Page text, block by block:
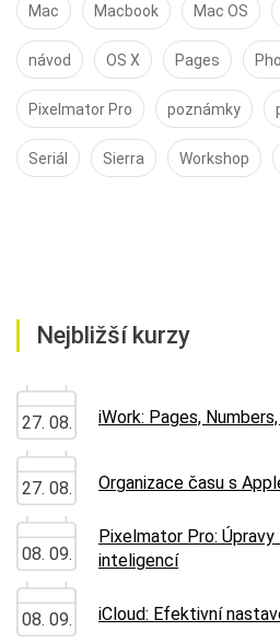
Mac Macbook Mac OS
návod OS X Pages
Pixelmator Pro poznámky
Seriál Sierra Workshop
Nejbližší kurzy
27. 08. iWork: Pages,
27. 08. Organizace času s
08. 09.
Pixelmator Pro:
inteligencí
08. 09. iCloud: Efektivní